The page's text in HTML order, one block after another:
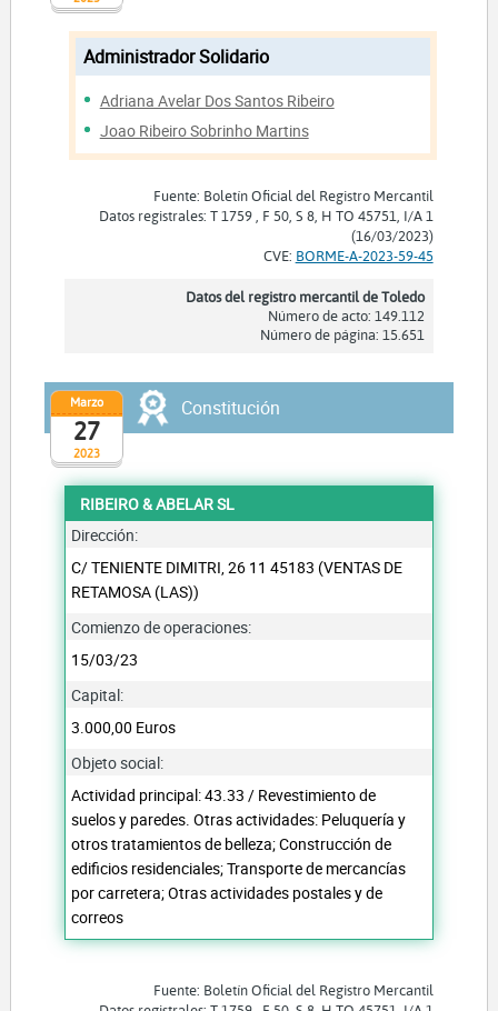
Administrador Solidario
Adriana Avelar Dos Santos Ribeiro
Joao Ribeiro Sobrinho Martins
Fuente: Boletín Oficial del Registro Mercantil
Datos registrales: T 1759 , F 50, S 8, H TO 45751, I/A 1
(16/03/2023)
CVE: BORME-A-2023-59-45
Datos del registro mercantil de Toledo
Número de acto: 149.112
Número de página: 15.651
2023
Marzo
27
Constitución
RIBEIRO & ABELAR SL
Dirección:
C/ TENIENTE DIMITRI, 26 11 45183 (VENTAS DE
RETAMOSA (LAS))
Comienzo de operaciones:
15/03/23
Capital:
3.000,00 Euros
Objeto social:
Actividad principal: 43.33 / Revestimiento de
suelos y paredes. Otras actividades: Peluquería y
otros tratamientos de belleza; Construcción de
edificios residenciales; Transporte de mercancías
por carretera; Otras actividades postales y de
correos
Fuente: Boletín Oficial del Registro Mercantil